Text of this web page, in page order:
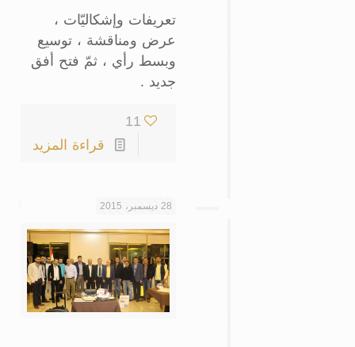
تعريفات وإشكاليّات ،
عرض ومناقشة ، توسيع
وبسط رأي ، ثمّ فتح أفق
جديد .
11
قراءة المزيد
28 ديسمبر، 2015